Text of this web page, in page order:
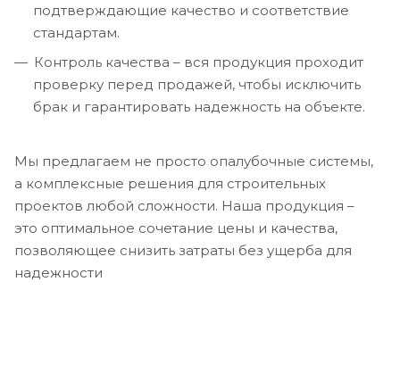
подтверждающие качество и соответствие
стандартам.
Контроль качества – вся продукция проходит
проверку перед продажей, чтобы исключить
брак и гарантировать надежность на объекте.
Мы предлагаем не просто опалубочные системы,
а комплексные решения для строительных
проектов любой сложности. Наша продукция –
это оптимальное сочетание цены и качества,
позволяющее снизить затраты без ущерба для
надежности